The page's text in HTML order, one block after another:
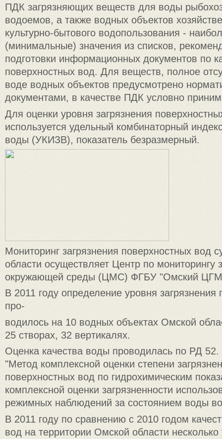
ПДК загрязняющих веществ для воды
водоемов, а также водных объектов
культурно-бытового водопользования -
(минимальные) значения из списков,
подготовки информационных документов по
поверхностных вод. Для веществ, полное
воде водных объектов предусмотрено
документами, в качестве ПДК условно
Для оценки уровня загрязнения
используется удельный комбинаторный
воды (УКИЗВ), показатель безразмерный.
Мониторинг загрязнения поверхностных вод
области осуществляет Центр по мониторингу
окружающей среды (ЦМС) ФГБУ "Омский
В 2011 году определение уровня загрязнения
про-
водилось на 10 водных объектах Омской
25 створах, 32 вертикалях.
Оценка качества воды проводилась по РД
"Метод комплексной оценки степени
поверхностных вод по гидрохимическим
комплексной оценки загрязненности
режимных наблюдений за состоянием воды
В 2011 году по сравнению с 2010 годом
вод на территории Омской области